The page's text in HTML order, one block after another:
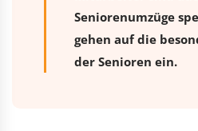
Seniorenumzüge
gehen auf die
der Senioren ein.